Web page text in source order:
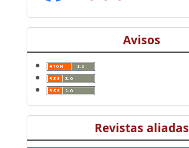
Avisos
Revistas aliadas